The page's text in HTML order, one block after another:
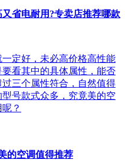
省电耐用?专卖店推荐哪款
定好，未必高价格高性能
看其中的具体属性，能否
三个属性符合，自然值得
号款式众多，究竟美的空
？
的空调值得推荐